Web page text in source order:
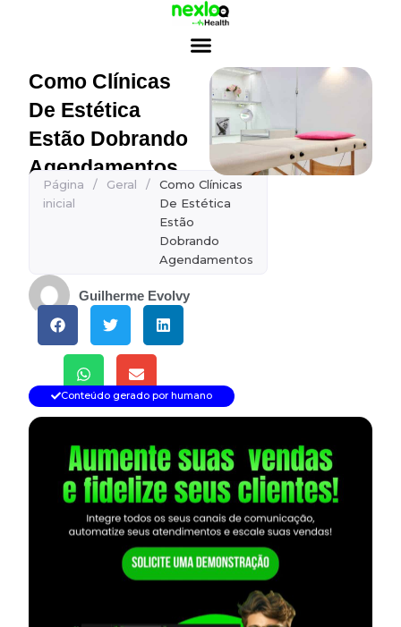
conteúdoComo Clínicas
De Estética
Estão Dobrando
Agendamentos
Página
inicial
/ Geral /
Como Clínicas
De Estética
Estão
Dobrando
Agendamentos
Guilherme Evolvy
Conteúdo gerado por humano